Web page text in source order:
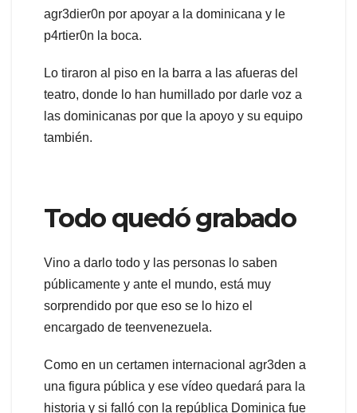
agr3dier0n por apoyar a la dominicana y le
p4rtier0n la boca.
Lo tiraron al piso en la barra a las afueras del
teatro, donde lo han humillado por darle voz a
las dominicanas por que la apoyo y su equipo
también.
Todo quedó grabado
Vino a darlo todo y las personas lo saben
públicamente y ante el mundo, está muy
sorprendido por que eso se lo hizo el
encargado de teenvenezuela.
Como en un certamen internacional agr3den a
una figura pública y ese vídeo quedará para la
historia y si falló con la república Dominica fue